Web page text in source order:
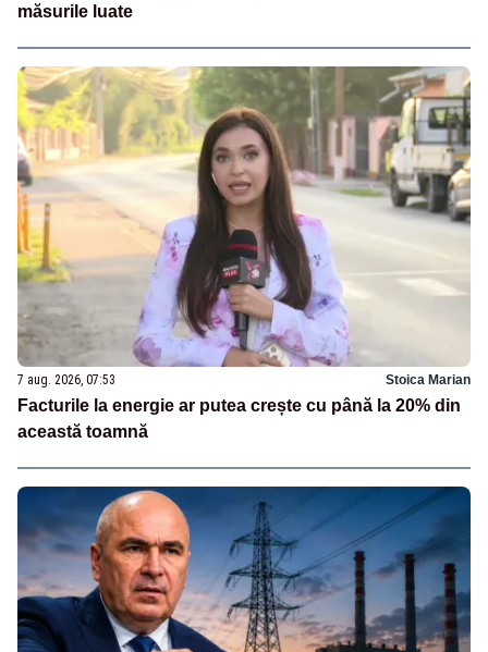
măsurile luate
7 aug. 2026, 07:53 Stoica Marian
Facturile la energie ar putea crește cu până la 20% din
această toamnă